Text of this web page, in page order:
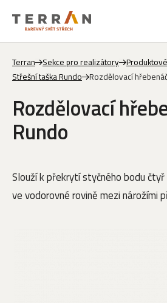
Terran Sekce pro realizátory
Střešní taška Rundo
Rozdělovací
Rozdělovací
Rundo
Slouží k překrytí styčného bodu čtyř
ve vodorovné rovině mezi nárožími